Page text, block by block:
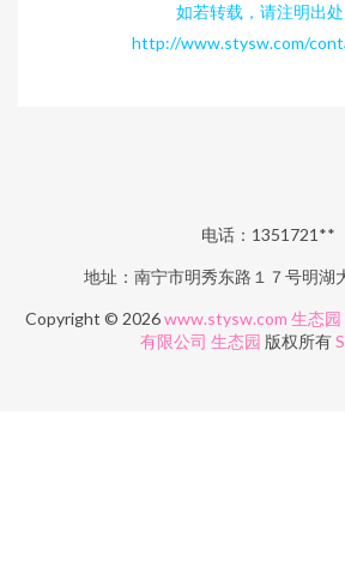
如若转载，请注明出处
http://www.stysw.com/
电话：1351721**
地址：南宁市明秀东路１７号明湖
Copyright © 2026www.stysw.com 生态园
有限公司 生态园 版权所有